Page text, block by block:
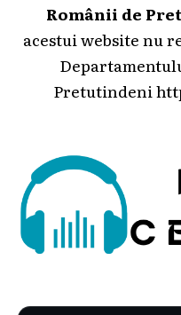
Românii de
acestui website nu
Pretutindeni